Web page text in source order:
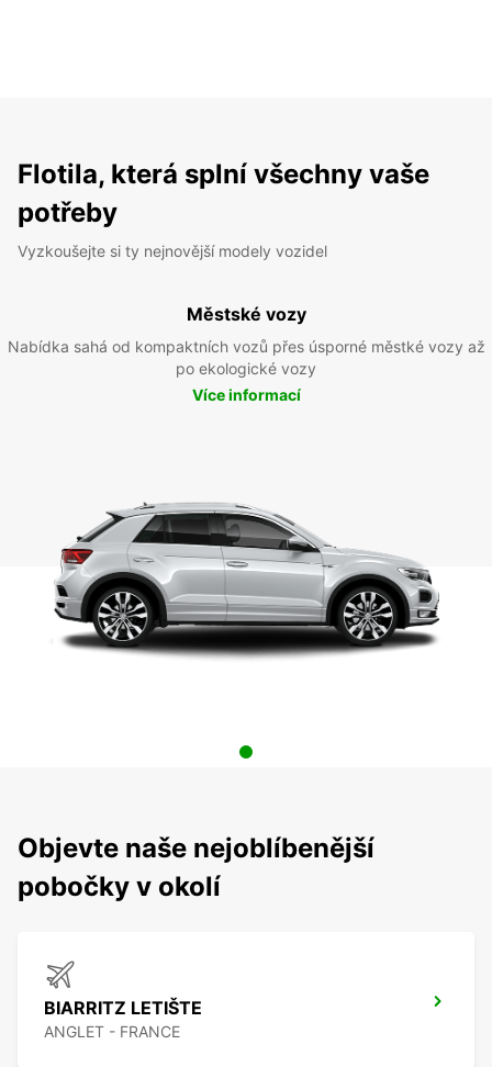
Flotila, která splní všechny vaše
potřeby
Vyzkoušejte si ty nejnovější modely vozidel
Městské vozy
Nabídka sahá od kompaktních vozů přes úsporné městké vozy až
po ekologické vozy
Více informací
Objevte naše nejoblíbenější
pobočky v okolí
BIARRITZ LETIŠTE
ANGLET - FRANCE